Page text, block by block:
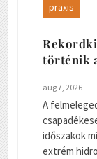
praxis
történik
aug 7, 2026
A
időszakok
extrém